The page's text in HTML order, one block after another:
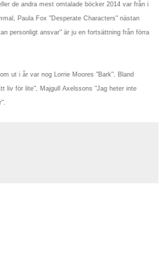
de andra mest omtalade böcker 2014 var från i
Paula Fox "Desperate Characters" nästan
personligt ansvar" är ju en fortsättning från förra
ut i år var nog Lorrie Moores "Bark". Bland
liv för lite", Majgull Axelssons "Jag heter inte